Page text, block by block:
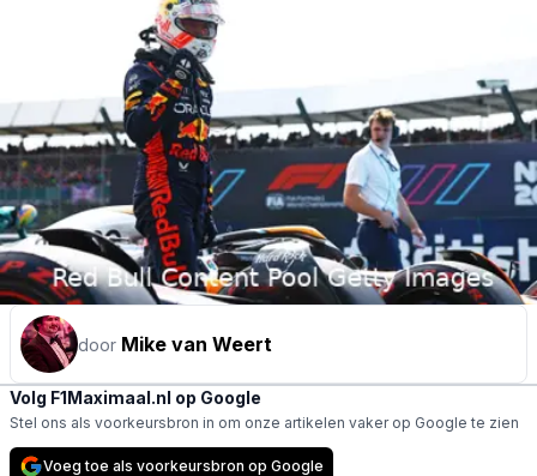
door Mike van Weert
Volg F1Maximaal.nl op Google
Stel ons als voorkeursbron in om onze artikelen vaker op Google te zien
Voeg toe als voorkeursbron op Google